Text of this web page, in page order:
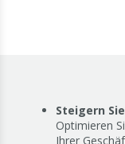
Steigern
Optimieren
Ihrer